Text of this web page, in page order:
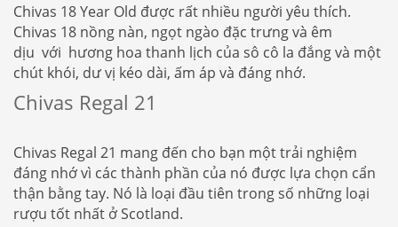
Chivas 18 Year Old được rất nhiều người yêu thích.
Chivas 18 nồng nàn, ngọt ngào đặc trưng và êm
dịu với hương hoa thanh lịch của sô cô la đắng và một
chút khói, dư vị kéo dài, ấm áp và đáng nhớ.
Chivas Regal 21
Chivas Regal 21 mang đến cho bạn một trải nghiệm
đáng nhớ vì các thành phần của nó được lựa chọn cẩn
thận bằng tay. Nó là loại đầu tiên trong số những loại
rượu tốt nhất ở Scotland.